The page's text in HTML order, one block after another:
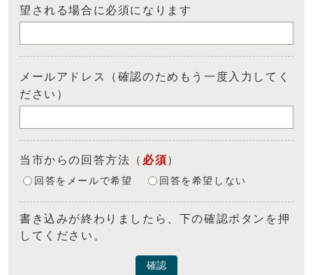
望される場合に必須になります
メールアドレス（確認のためもう一度入力してく
ださい）
当市からの回答方法 （ 必須）
回答をメールで希望 回答を希望しない
書き込みが終わりましたら、下の確認ボタンを押
してください。
確認